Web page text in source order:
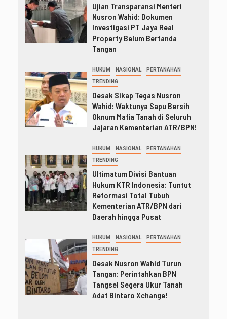
Ujian Transparansi Menteri
Nusron Wahid: Dokumen
Investigasi PT Jaya Real
Property Belum Bertanda
Tangan
HUKUM NASIONAL PERTANAHAN
TRENDING
Desak Sikap Tegas Nusron
Wahid: Waktunya Sapu Bersih
Oknum Mafia Tanah di Seluruh
Jajaran Kementerian ATR/BPN!
HUKUM NASIONAL PERTANAHAN
TRENDING
Ultimatum Divisi Bantuan
Hukum KTR Indonesia: Tuntut
Reformasi Total Tubuh
Kementerian ATR/BPN dari
Daerah hingga Pusat
HUKUM NASIONAL PERTANAHAN
TRENDING
Desak Nusron Wahid Turun
Tangan: Perintahkan BPN
Tangsel Segera Ukur Tanah
Adat Bintaro Xchange!